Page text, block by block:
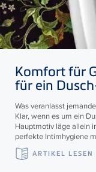
Komfort für
für ein
Was veranlasst
Klar, wenn es um ein
Hauptmotiv läge allein
perfekte Intimhygiene
ARTIKEL LESEN